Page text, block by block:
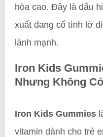
hòa cao. Đây là dấu
xuất đang cố tình lờ
lành mạnh.
Iron Kids
Nhưng Không
Iron Kids Gummies
vitamin dành cho trẻ